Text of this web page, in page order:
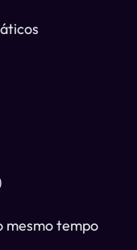
mesmo tempo